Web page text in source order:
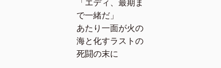
「エディ、最期ま
で一緒だ」
あたり一面が火の
海と化すラストの
死闘の末に